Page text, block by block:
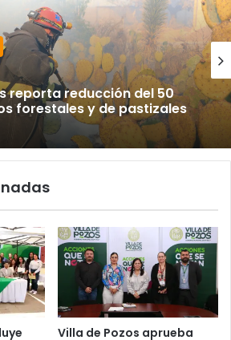
reporta reducción del 50
forestales y de pastizales
a desnivel de Circuito
Villa de Pozos aprueba